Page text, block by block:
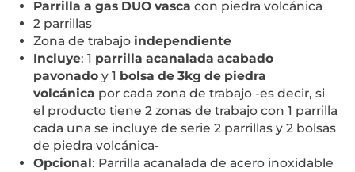
Parrilla a gas DUO vasca con piedra volcánica
2 parrillas
Zona de trabajo independiente
Incluye: 1 parrilla acanalada acabado
pavonado y 1 bolsa de 3kg de piedra
volcánica por cada zona de trabajo -es decir, si
el producto tiene 2 zonas de trabajo con 1 parrilla
cada una se incluye de serie 2 parrillas y 2 bolsas
de piedra volcánica-
Opcional: Parrilla acanalada de acero inoxidable